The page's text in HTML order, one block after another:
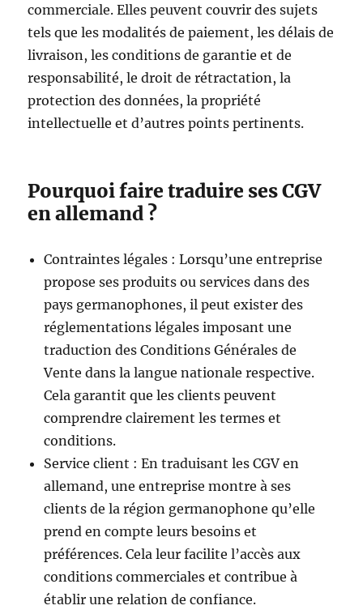
commerciale. Elles peuvent couvrir des sujets
tels que les modalités de paiement, les délais de
livraison, les conditions de garantie et de
responsabilité, le droit de rétractation, la
protection des données, la propriété
intellectuelle et d’autres points pertinents.
Pourquoi faire traduire ses CGV
en allemand ?
Contraintes légales : Lorsqu’une entreprise
propose ses produits ou services dans des
pays germanophones, il peut exister des
réglementations légales imposant une
traduction des Conditions Générales de
Vente dans la langue nationale respective.
Cela garantit que les clients peuvent
comprendre clairement les termes et
conditions.
Service client : En traduisant les CGV en
allemand, une entreprise montre à ses
clients de la région germanophone qu’elle
prend en compte leurs besoins et
préférences. Cela leur facilite l’accès aux
conditions commerciales et contribue à
établir une relation de confiance.